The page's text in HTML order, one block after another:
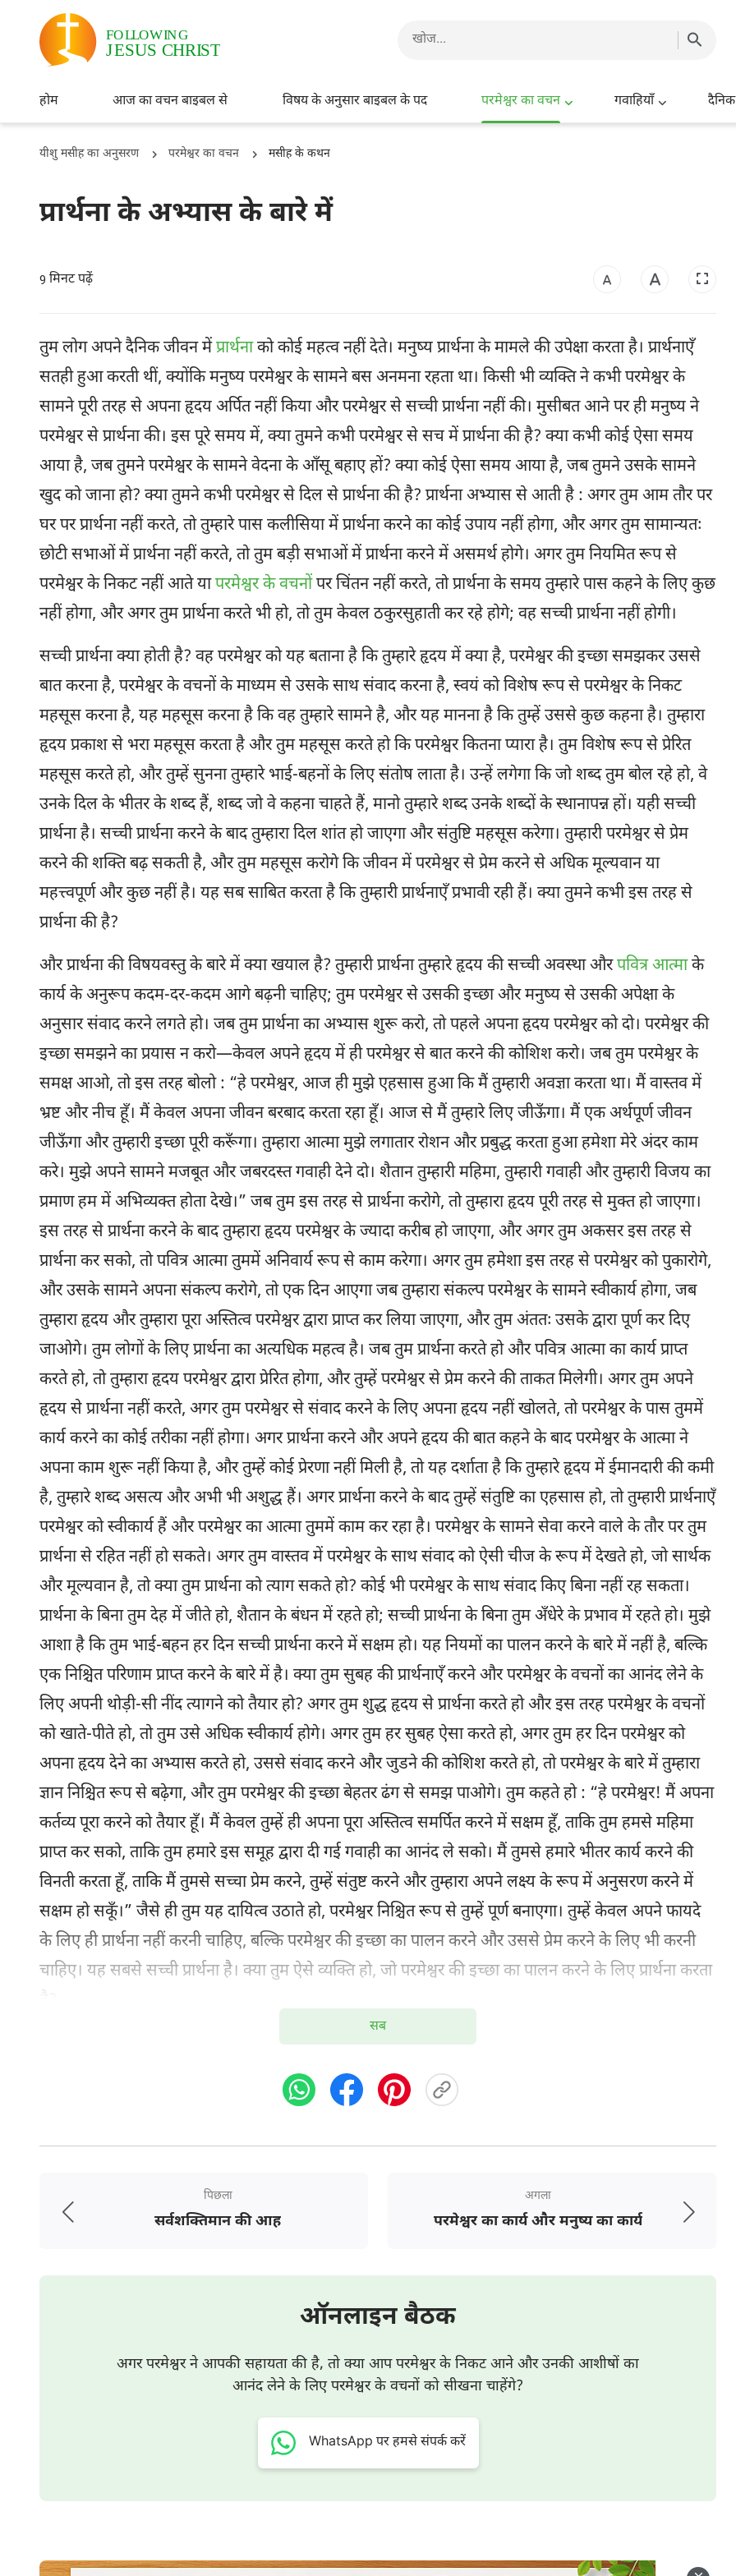
होम आज का वचन बाइबल से विषय के अनुसार बाइबल के पद परमेश्वर का वचन गवाहियाँ
यीशु मसीह का अनुसरण परमेश्वर का वचन मसीह के कथन
प्रार्थना के अभ्यास के बारे में
9 मिनट पढ़ें
तुम लोग अपने दैनिक जीवन मेंप्रार्थनाको कोई महत्व नहीं देते। मनुष्य प्रार्थना के मामले की उपेक्षा करता है। प्रार्थनाएँ
सतही हुआ करती थीं, क्योंकि मनुष्य परमेश्वर के सामने बस अनमना रहता था। किसी भी व्यक्ति ने कभी परमेश्वर के
सामने पूरी तरह से अपना हृदय अर्पित नहीं किया और परमेश्वर से सच्ची प्रार्थना नहीं की। मुसीबत आने पर ही मनुष्य ने
परमेश्वर से प्रार्थना की। इस पूरे समय में, क्या तुमने कभी परमेश्वर से सच में प्रार्थना की है? क्या कभी कोई ऐसा समय
आया है, जब तुमने परमेश्वर के सामने वेदना के आँसू बहाए हों? क्या कोई ऐसा समय आया है, जब तुमने उसके सामने
खुद को जाना हो? क्या तुमने कभी परमेश्वर से दिल से प्रार्थना की है? प्रार्थना अभ्यास से आती है : अगर तुम आम तौर पर
घर पर प्रार्थना नहीं करते, तो तुम्हारे पास कलीसिया में प्रार्थना करने का कोई उपाय नहीं होगा, और अगर तुम सामान्यतः
छोटी सभाओं में प्रार्थना नहीं करते, तो तुम बड़ी सभाओं में प्रार्थना करने में असमर्थ होगे। अगर तुम नियमित रूप से
परमेश्वर के निकट नहीं आते यापरमेश्वर के वचनोंपर चिंतन नहीं करते, तो प्रार्थना के समय तुम्हारे पास कहने के लिए कुछ
नहीं होगा, और अगर तुम प्रार्थना करते भी हो, तो तुम केवल ठकुरसुहाती कर रहे होगे; वह सच्ची प्रार्थना नहीं होगी।
सच्ची प्रार्थना क्या होती है? वह परमेश्वर को यह बताना है कि तुम्हारे हृदय में क्या है, परमेश्वर की इच्छा समझकर उससे
बात करना है, परमेश्वर के वचनों के माध्यम से उसके साथ संवाद करना है, स्वयं को विशेष रूप से परमेश्वर के निकट
महसूस करना है, यह महसूस करना है कि वह तुम्हारे सामने है, और यह मानना है कि तुम्हें उससे कुछ कहना है। तुम्हारा
हृदय प्रकाश से भरा महसूस करता है और तुम महसूस करते हो कि परमेश्वर कितना प्यारा है। तुम विशेष रूप से प्रेरित
महसूस करते हो, और तुम्हें सुनना तुम्हारे भाई-बहनों के लिए संतोष लाता है। उन्हें लगेगा कि जो शब्द तुम बोल रहे हो, वे
उनके दिल के भीतर के शब्द हैं, शब्द जो वे कहना चाहते हैं, मानो तुम्हारे शब्द उनके शब्दों के स्थानापन्न हों। यही सच्ची
प्रार्थना है। सच्ची प्रार्थना करने के बाद तुम्हारा दिल शांत हो जाएगा और संतुष्टि महसूस करेगा। तुम्हारी परमेश्वर से प्रेम
करने की शक्ति बढ़ सकती है, और तुम महसूस करोगे कि जीवन में परमेश्वर से प्रेम करने से अधिक मूल्यवान या
महत्त्वपूर्ण और कुछ नहीं है। यह सब साबित करता है कि तुम्हारी प्रार्थनाएँ प्रभावी रही हैं। क्या तुमने कभी इस तरह से
प्रार्थना की है?
और प्रार्थना की विषयवस्तु के बारे में क्या खयाल है? तुम्हारी प्रार्थना तुम्हारे हृदय की सच्ची अवस्था औरपवित्र आत्माके
कार्य के अनुरूप कदम-दर-कदम आगे बढ़नी चाहिए; तुम परमेश्वर से उसकी इच्छा और मनुष्य से उसकी अपेक्षा के
अनुसार संवाद करने लगते हो। जब तुम प्रार्थना का अभ्यास शुरू करो, तो पहले अपना हृदय परमेश्वर को दो। परमेश्वर की
इच्छा समझने का प्रयास न करो—केवल अपने हृदय में ही परमेश्वर से बात करने की कोशिश करो। जब तुम परमेश्वर के
समक्ष आओ, तो इस तरह बोलो : “हे परमेश्वर, आज ही मुझे एहसास हुआ कि मैं तुम्हारी अवज्ञा करता था। मैं वास्तव में
भ्रष्ट और नीच हूँ। मैं केवल अपना जीवन बरबाद करता रहा हूँ। आज से मैं तुम्हारे लिए जीऊँगा। मैं एक अर्थपूर्ण जीवन
जीऊँगा और तुम्हारी इच्छा पूरी करूँगा। तुम्हारा आत्मा मुझे लगातार रोशन और प्रबुद्ध करता हुआ हमेशा मेरे अंदर काम
करे। मुझे अपने सामने मजबूत और जबरदस्त गवाही देने दो। शैतान तुम्हारी महिमा, तुम्हारी गवाही और तुम्हारी विजय का
प्रमाण हम में अभिव्यक्त होता देखे।” जब तुम इस तरह से प्रार्थना करोगे, तो तुम्हारा हृदय पूरी तरह से मुक्त हो जाएगा।
इस तरह से प्रार्थना करने के बाद तुम्हारा हृदय परमेश्वर के ज्यादा करीब हो जाएगा, और अगर तुम अकसर इस तरह से
प्रार्थना कर सको, तो पवित्र आत्मा तुममें अनिवार्य रूप से काम करेगा। अगर तुम हमेशा इस तरह से परमेश्वर को पुकारोगे,
और उसके सामने अपना संकल्प करोगे, तो एक दिन आएगा जब तुम्हारा संकल्प परमेश्वर के सामने स्वीकार्य होगा, जब
तुम्हारा हृदय और तुम्हारा पूरा अस्तित्व परमेश्वर द्वारा प्राप्त कर लिया जाएगा, और तुम अंततः उसके द्वारा पूर्ण कर दिए
जाओगे। तुम लोगों के लिए प्रार्थना का अत्यधिक महत्व है। जब तुम प्रार्थना करते हो और पवित्र आत्मा का कार्य प्राप्त
करते हो, तो तुम्हारा हृदय परमेश्वर द्वारा प्रेरित होगा, और तुम्हें परमेश्वर से प्रेम करने की ताकत मिलेगी। अगर तुम अपने
हृदय से प्रार्थना नहीं करते, अगर तुम परमेश्वर से संवाद करने के लिए अपना हृदय नहीं खोलते, तो परमेश्वर के पास तुममें
कार्य करने का कोई तरीका नहीं होगा। अगर प्रार्थना करने और अपने हृदय की बात कहने के बाद परमेश्वर के आत्मा ने
अपना काम शुरू नहीं किया है, और तुम्हें कोई प्रेरणा नहीं मिली है, तो यह दर्शाता है कि तुम्हारे हृदय में ईमानदारी की कमी
है, तुम्हारे शब्द असत्य और अभी भी अशुद्ध हैं। अगर प्रार्थना करने के बाद तुम्हें संतुष्टि का एहसास हो, तो तुम्हारी प्रार्थनाएँ
परमेश्वर को स्वीकार्य हैं और परमेश्वर का आत्मा तुममें काम कर रहा है। परमेश्वर के सामने सेवा करने वाले के तौर पर तुम
प्रार्थना से रहित नहीं हो सकते। अगर तुम वास्तव में परमेश्वर के साथ संवाद को ऐसी चीज के रूप में देखते हो, जो सार्थक
और मूल्यवान है, तो क्या तुम प्रार्थना को त्याग सकते हो? कोई भी परमेश्वर के साथ संवाद किए बिना नहीं रह सकता।
प्रार्थना के बिना तुम देह में जीते हो, शैतान के बंधन में रहते हो; सच्ची प्रार्थना के बिना तुम अँधेरे के प्रभाव में रहते हो। मुझे
आशा है कि तुम भाई-बहन हर दिन सच्ची प्रार्थना करने में सक्षम हो। यह नियमों का पालन करने के बारे में नहीं है, बल्कि
एक निश्चित परिणाम प्राप्त करने के बारे में है। क्या तुम सुबह की प्रार्थनाएँ करने और परमेश्वर के वचनों का आनंद लेने के
लिए अपनी थोड़ी-सी नींद त्यागने को तैयार हो? अगर तुम शुद्ध हृदय से प्रार्थना करते हो और इस तरह परमेश्वर के वचनों
को खाते-पीते हो, तो तुम उसे अधिक स्वीकार्य होगे। अगर तुम हर सुबह ऐसा करते हो, अगर तुम हर दिन परमेश्वर को
अपना हृदय देने का अभ्यास करते हो, उससे संवाद करने और जुडने की कोशिश करते हो, तो परमेश्वर के बारे में तुम्हारा
ज्ञान निश्चित रूप से बढ़ेगा, और तुम परमेश्वर की इच्छा बेहतर ढंग से समझ पाओगे। तुम कहते हो : “हे परमेश्वर! मैं अपना
कर्तव्य पूरा करने को तैयार हूँ। मैं केवल तुम्हें ही अपना पूरा अस्तित्व समर्पित करने में सक्षम हूँ, ताकि तुम हमसे महिमा
प्राप्त कर सको, ताकि तुम हमारे इस समूह द्वारा दी गई गवाही का आनंद ले सको। मैं तुमसे हमारे भीतर कार्य करने की
विनती करता हूँ, ताकि मैं तुमसे सच्चा प्रेम करने, तुम्हें संतुष्ट करने और तुम्हारा अपने लक्ष्य के रूप में अनुसरण करने में
सक्षम हो सकूँ।” जैसे ही तुम यह दायित्व उठाते हो, परमेश्वर निश्चित रूप से तुम्हें पूर्ण बनाएगा। तुम्हें केवल अपने फायदे
के लिए ही प्रार्थना नहीं करनी चाहिए, बल्कि परमेश्वर की इच्छा का पालन करने और उससे प्रेम करने के लिए भी करनी
चाहिए। यह सबसे सच्ची प्रार्थना है। क्या तुम ऐसे व्यक्ति हो, जो परमेश्वर की इच्छा का पालन करने के लिए प्रार्थना करता
अतीत में तुम लोग नहीं जानते थे कि प्रार्थना कैसे करनी चाहिए, और तुमने प्रार्थना के मामले की उपेक्षा की। अब तुम्हें खुद
को प्रार्थना करने के लिए प्रशिक्षित करने की भरसक कोशिश करनी चाहिए। अगर तुम अपने भीतर परमेश्वर से प्रेम करने
की ताकत जुटाने में असमर्थ हो, तो तुम प्रार्थना कैसे करते हो? तुम कहते हो : “हे परमेश्वर, मेरा हृदय तुमसे सच्चा प्रेम
कुछ फेंक दूँ जो नकारात्मक है, किसी भी व्यक्ति, मामले या चीज से विवश होना छोड़ दूँ, और अपना हृदय तुम्हारे सामने
पूरी तरह से खोलकर रख दूँ, और ऐसा कर दो कि मैं अपना संपूर्ण अस्तित्व तुम्हारे सामने अर्पित कर सकूँ। तुम चाहे जैसे
बँधा हूँ। ऐसे हृदय के साथ, जो तुमसे प्रेम करता है, मैं जीवन के मार्ग की तलाश करना चाहता हूँ। हर बात, हर चीज—सब
तुम्हारे हाथों में है; मेरा भाग्य तुम्हारे हाथों में है और तुमने मेरा पूरा जीवन ही अपने हाथों में थामा हुआ है। अब मैं तुमसे प्रेम
करने के लिए दृढ़-संकल्प हूँ।” जब तुम्हारे सामने इस तरह की समस्या आए, तो इस तरह से प्रार्थना करो। अगर तुम हर
दिन इस तरह प्रार्थना करोगे, तो धीरे-धीरे परमेश्वर से प्रेम करने की तुम्हारी ताकत बढ़ती जाएगी।
व्यक्ति सच्ची प्रार्थना में कैसे प्रवेश करता है?
सब
पिछला
सर्वशक्तिमान की आह
अगला
परमेश्वर का कार्य और मनुष्य का कार्य
ऑनलाइन बैठक
अगर परमेश्वर ने आपकी सहायता की है, तो क्या आप परमेश्वर के निकट आने और उनकी आशीषों का
आनंद लेने के लिए परमेश्वर के वचनों को सीखना चाहेंगे?
WhatsApp पर हमसे संपर्क करें